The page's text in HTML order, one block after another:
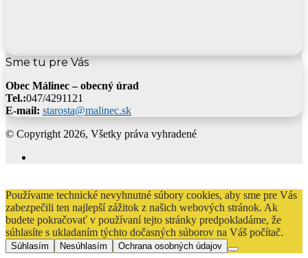
Sme tu pre Vás
Obec Málinec – obecný úrad
Tel.:047/4291121
E-mail: starosta@malinec.sk
© Copyright 2026, Všetky práva vyhradené
to
top
button
Používame technické nevyhnutné súbory cookies, aby sme pre Vás
zabezpečili ten najlepší zážitok z našich webových stránok. Ak
budete pokračovať v používaní tejto stránky predpokladáme, že
súhlasíte s ukladaním týchto dočasných súborov na Váš počítač.
Súhlasím Nesúhlasím Ochrana osobných údajov